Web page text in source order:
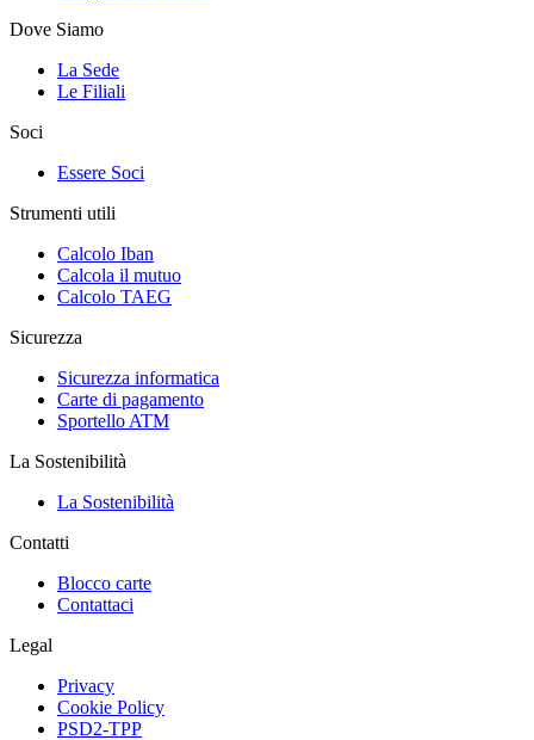
Dove Siamo
La Sede
Le Filiali
Soci
Essere Soci
Strumenti utili
Calcolo Iban
Calcola il mutuo
Calcolo TAEG
Sicurezza
Sicurezza informatica
Carte di pagamento
Sportello ATM
La Sostenibilità
La Sostenibilità
Contatti
Blocco carte
Contattaci
Legal
Privacy
Cookie Policy
PSD2-TPP